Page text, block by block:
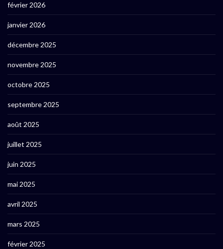
février 2026
janvier 2026
décembre 2025
novembre 2025
octobre 2025
septembre 2025
août 2025
juillet 2025
juin 2025
mai 2025
avril 2025
mars 2025
février 2025